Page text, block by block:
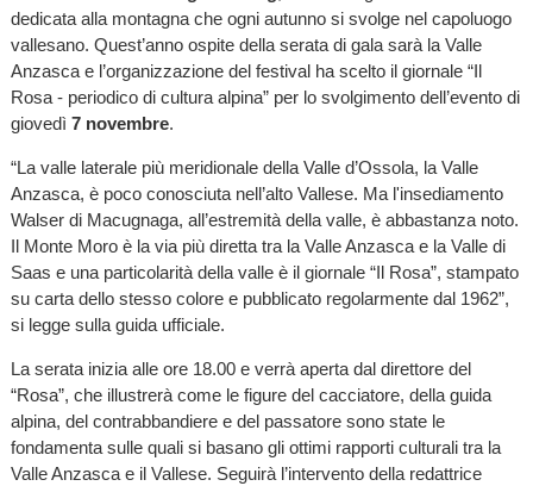
dedicata alla montagna che ogni autunno si svolge nel capoluogo
vallesano. Quest’anno ospite della serata di gala sarà la Valle
Anzasca e l’organizzazione del festival ha scelto il giornale “Il
Rosa - periodico di cultura alpina” per lo svolgimento dell’evento di
giovedì 7 novembre.
“La valle laterale più meridionale della Valle d’Ossola, la Valle
Anzasca, è poco conosciuta nell’alto Vallese. Ma l'insediamento
Walser di Macugnaga, all’estremità della valle, è abbastanza noto.
Il Monte Moro è la via più diretta tra la Valle Anzasca e la Valle di
Saas e una particolarità della valle è il giornale “Il Rosa”, stampato
su carta dello stesso colore e pubblicato regolarmente dal 1962”,
si legge sulla guida ufficiale.
La serata inizia alle ore 18.00 e verrà aperta dal direttore del
“Rosa”, che illustrerà come le figure del cacciatore, della guida
alpina, del contrabbandiere e del passatore sono state le
fondamenta sulle quali si basano gli ottimi rapporti culturali tra la
Valle Anzasca e il Vallese. Seguirà l’intervento della redattrice